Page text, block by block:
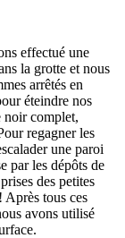
effectué une
la grotte et nous
arrêtés en
éteindre nos
noir complet,
regagner les
une paroi
par les dépôts de
des petites
Après tous ces
avons utilisé